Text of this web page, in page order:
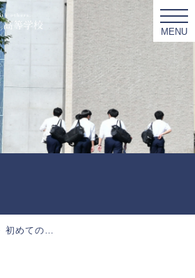
MENU
初めての…